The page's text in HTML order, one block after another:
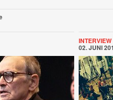
INTERVIEW
02. JUNI